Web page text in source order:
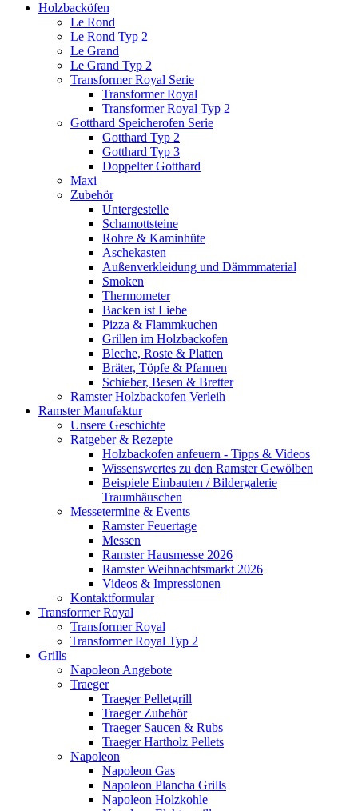
Holzbacköfen
Le Rond
Le Rond Typ 2
Le Grand
Le Grand Typ 2
Transformer Royal Serie
Transformer Royal
Transformer Royal Typ 2
Gotthard Speicherofen Serie
Gotthard Typ 2
Gotthard Typ 3
Doppelter Gotthard
Maxi
Zubehör
Untergestelle
Schamottsteine
Rohre & Kaminhüte
Aschekasten
Außenverkleidung und Dämmmaterial
Smoken
Thermometer
Backen ist Liebe
Pizza & Flammkuchen
Grillen im Holzbackofen
Bleche, Roste & Platten
Bräter, Töpfe & Pfannen
Schieber, Besen & Bretter
Ramster Holzbackofen Verleih
Ramster Manufaktur
Unsere Geschichte
Ratgeber & Rezepte
Holzbackofen anfeuern - Tipps & Videos
Wissenswertes zu den Ramster Gewölben
Beispiele Einbauten / Bildergalerie
Traumhäuschen
Messetermine & Events
Ramster Feuertage
Messen
Ramster Hausmesse 2026
Ramster Weihnachtsmarkt 2026
Videos & Impressionen
Kontaktformular
Transformer Royal
Transformer Royal
Transformer Royal Typ 2
Grills
Napoleon Angebote
Traeger
Traeger Pelletgrill
Traeger Zubehör
Traeger Saucen & Rubs
Traeger Hartholz Pellets
Napoleon
Napoleon Gas
Napoleon Plancha Grills
Napoleon Holzkohle